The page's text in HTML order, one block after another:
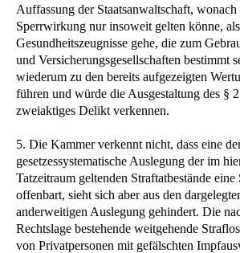
Auffassung der Staatsanwaltschaft,
Sperrwirkung nur insoweit gelten könne,
Gesundheitszeugnisse gehe, die zum
und Versicherungsgesellschaften bestimmt
wiederum zu den bereits aufgezeigten
führen und würde die Ausgestaltung des §
zweiaktiges Delikt verkennen.
5. Die Kammer verkennt nicht, dass eine
gesetzessystematische Auslegung der im
Tatzeitraum geltenden Straftatbestände
offenbart, sieht sich aber aus den
anderweitigen Auslegung gehindert. Die
Rechtslage bestehende weitgehende
von Privatpersonen mit gefälschten